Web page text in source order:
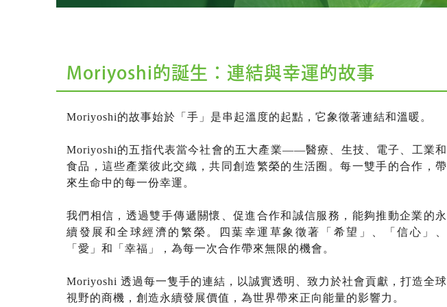
Moriyoshi的誕生：連結與幸運的故事
Moriyoshi的故事始於「手」是串起溫度的起點，它象徵著連結和溫暖。
Moriyoshi的五指代表當今社會的五大產業——醫療、生技、電子、工業和
食品，這些產業彼此交織，共同創造繁榮的生活圈。每一雙手的合作，帶
來生命中的每一份幸運。
我們相信，透過雙手傳遞關懷、促進合作和誠信服務，能夠推動企業的永
續發展和全球經濟的繁榮。四葉幸運草象徵著「希望」、「信心」、
「愛」和「幸福」，為每一次合作帶來無限的機會。
Moriyoshi 透過每一隻手的連結，以誠實透明、致力於社會貢獻，打造全球
視野的商機，創造永續發展價值，為世界帶來正向能量的影響力。